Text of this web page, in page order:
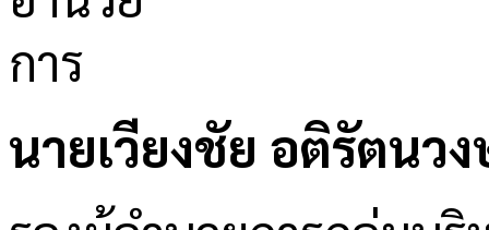
นายเวียงชัย อติรัตนว